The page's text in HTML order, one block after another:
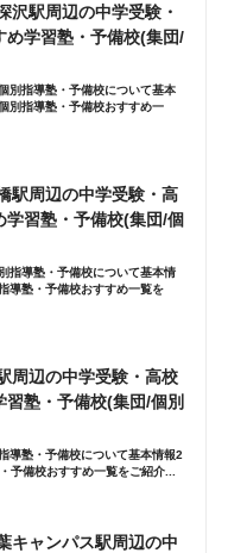
沢駅周辺の中学受験・
め学習塾・予備校(集団/
別指導塾・予備校について基本
別指導塾・予備校おすすめ一
駅周辺の中学受験・高
学習塾・予備校(集団/個
指導塾・予備校について基本情
導塾・予備校おすすめ一覧を
周辺の中学受験・高校
塾・予備校(集団/個別
導塾・予備校について基本情報2
予備校おすすめ一覧をご紹介...
キャンパス駅周辺の中